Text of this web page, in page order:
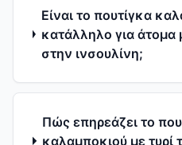
Είναι το πουτίγκα
κατάλληλο για άτομα
στην ινσουλίνη;
Πώς επηρεάζει το
καλαμποκιού με τυρί